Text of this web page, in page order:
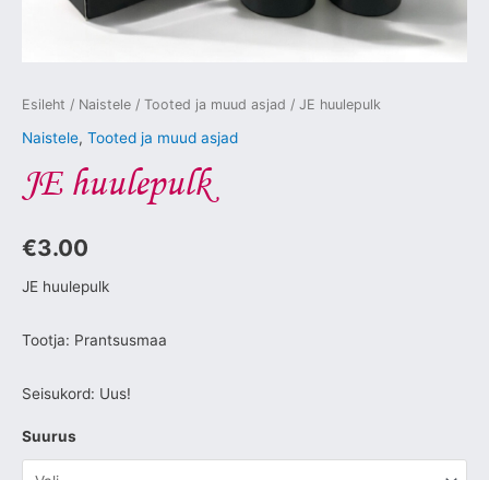
Esileht / Naistele / Tooted ja muud asjad / JE huulepulk
Naistele, Tooted ja muud asjad
JE huulepulk
€3.00
JE huulepulk
Tootja: Prantsusmaa
Seisukord: Uus!
Suurus